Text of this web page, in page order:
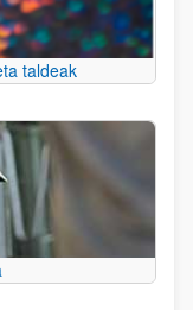
taldeak